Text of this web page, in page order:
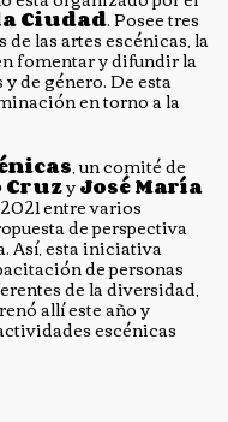
Ciudad. Posee tres
las artes escénicas, la
fomentar y difundir la
de género. De esta
en torno a la
,un comité de
yJosé María
entre varios
de perspectiva
Así, esta iniciativa
de personas
de la diversidad,
allí este año y
escénicas